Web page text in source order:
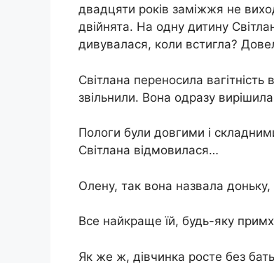
двадцяти років заміжжя не
двійнята. На одну дитину
дивувалася, коли встигла?
Світлана переносила
звільнили. Вона одразу
Пологи були довгими і
Світлана відмовилася…
Олену, так вона назвала
Все найкраще їй, будь-яку
Як же ж, дівчинка росте без